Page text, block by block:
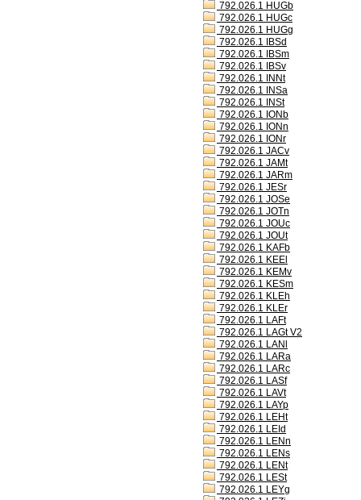
792.026.1 HUGb
792.026.1 HUGc
792.026.1 HUGg
792.026.1 IBSd
792.026.1 IBSm
792.026.1 IBSv
792.026.1 INNt
792.026.1 INSa
792.026.1 INSt
792.026.1 IONb
792.026.1 IONn
792.026.1 IONr
792.026.1 JACv
792.026.1 JAMt
792.026.1 JARm
792.026.1 JESr
792.026.1 JOSe
792.026.1 JOTn
792.026.1 JOUc
792.026.1 JOUt
792.026.1 KAFb
792.026.1 KEEl
792.026.1 KEMv
792.026.1 KESm
792.026.1 KLEh
792.026.1 KLEr
792.026.1 LAFt
792.026.1 LAGt V2
792.026.1 LANl
792.026.1 LARa
792.026.1 LARc
792.026.1 LASf
792.026.1 LAVt
792.026.1 LAYp
792.026.1 LEHt
792.026.1 LEId
792.026.1 LENn
792.026.1 LENs
792.026.1 LENt
792.026.1 LESt
792.026.1 LEYg